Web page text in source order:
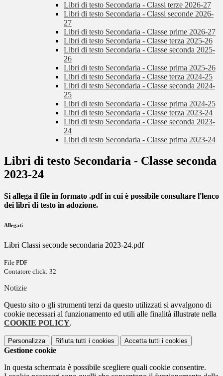
Libri di testo Secondaria - Classi terze 2026-27
Libri di testo Secondaria - Classi seconde 2026-
27
Libri di testo Secondaria - Classe prime 2026-27
Libri di testo Secondaria - Classe terza 2025-26
Libri di testo Secondaria - Classe seconda 2025-
26
Libri di testo Secondaria - Classe prima 2025-26
Libri di testo Secondaria - Classe terza 2024-25
Libri di testo Secondaria - Classe seconda 2024-
25
Libri di testo Secondaria - Classe prima 2024-25
Libri di testo Secondaria - Classe terza 2023-24
Libri di testo Secondaria - Classe seconda 2023-
24
Libri di testo Secondaria - Classe prima 2023-24
Libri di testo Secondaria - Classe seconda
2023-24
Si allega il file in formato .pdf in cui è possibile consultare l'lenco
dei libri di testo in adozione.
Allegati
Libri Classi seconde secondaria 2023-24.pdf
File PDF
Contatore click: 32
Notizie
Questo sito o gli strumenti terzi da questo utilizzati si avvalgono di
cookie necessari al funzionamento ed utili alle finalità illustrate nella
COOKIE POLICY.
Personalizza Rifiuta tutti i cookies Accetta tutti i cookies
Gestione cookie
In questa schermata è possibile scegliere quali cookie consentire.